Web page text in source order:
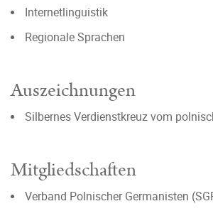
Internetlinguistik
Regionale Sprachen
Auszeichnungen
Silbernes Verdienstkreuz vom
Mitgliedschaften
Verband Polnischer Germanisten